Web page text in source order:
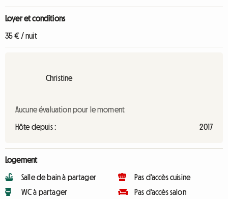
Loyer et conditions
35 € / nuit
Christine
Aucune évaluation pour le moment
Hôte depuis : 2017
Logement
Salle de bain à partager
WC à partager
Pas d'accès cuisine
Pas d'accès salon